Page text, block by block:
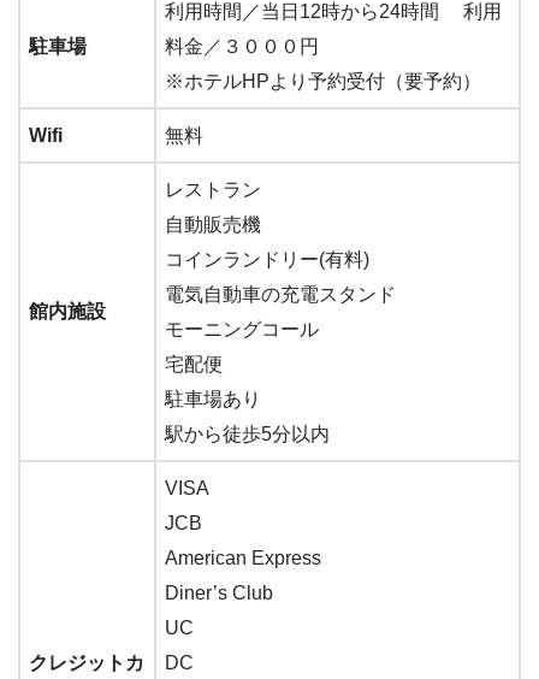
駐車場
利用時間／当日12時から24時間 利用
料金／３０００円
※ホテルHPより予約受付（要予約）
Wifi 無料
館内施設
レストラン
自動販売機
コインランドリー(有料)
電気自動車の充電スタンド
モーニングコール
宅配便
駐車場あり
駅から徒歩5分以内
クレジットカ
VISA
JCB
American Express
Diner’s Club
UC
DC